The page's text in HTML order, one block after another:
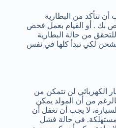
أن تتأكد من البطارية
بك . أو القيام بعمل فحص
من حالة البطارية
لكي تبدأ كلها في نفس
الكهربائي لن تتمكن من
من أن المولد يمكن
لا يجب أن تغفل أن
في حالة فشل